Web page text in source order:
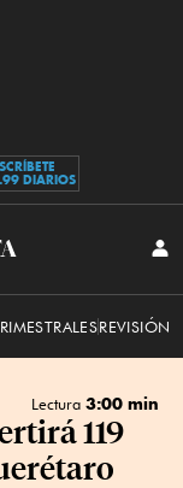
DIARIOS
REVISIÓN
Lectura 3:00 min
119